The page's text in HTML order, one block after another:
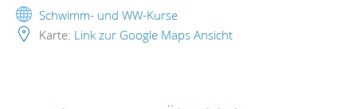
Schwimm- und WW-Kurse
Karte: Link zur Google Maps Ansicht